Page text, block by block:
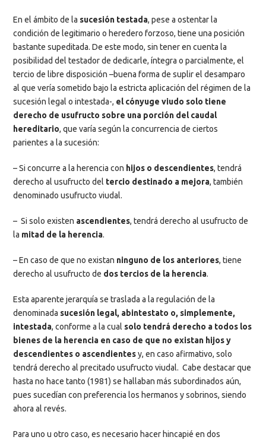
En el ámbito de la sucesión testada, pese a ostentar la
condición de legitimario o heredero forzoso, tiene una posición
bastante supeditada. De este modo, sin tener en cuenta la
posibilidad del testador de dedicarle, íntegra o parcialmente, el
tercio de libre disposición –buena forma de suplir el desamparo
al que vería sometido bajo la estricta aplicación del régimen de la
sucesión legal o intestada-, el cónyuge viudo solo tiene
derecho de usufructo sobre una porción del caudal
hereditario, que varía según la concurrencia de ciertos
parientes a la sucesión:
– Si concurre a la herencia con hijos o descendientes, tendrá
derecho al usufructo del tercio destinado a mejora, también
denominado usufructo viudal.
– Si solo existen ascendientes, tendrá derecho al usufructo de
la mitad de la herencia.
– En caso de que no existan ninguno de los anteriores, tiene
derecho al usufructo de dos tercios de la herencia.
Esta aparente jerarquía se traslada a la regulación de la
denominada sucesión legal, abintestato o, simplemente,
intestada, conforme a la cual solo tendrá derecho a todos los
bienes de la herencia en caso de que no existan hijos y
descendientes o ascendientesy, en caso afirmativo, solo
tendrá derecho al precitado usufructo viudal. Cabe destacar que
hasta no hace tanto (1981) se hallaban más subordinados aún,
pues sucedían con preferencia los hermanos y sobrinos, siendo
ahora al revés.
Para uno u otro caso, es necesario hacer hincapié en dos